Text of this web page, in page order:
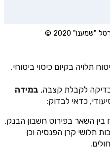
2020 ©
תלויה בקיום כיסוי ביטוחי,
לקבלת קצבה, במידה
כדאי לבדוק:
בין השאר בפירוט חשבון הבנק,
תלושי קרן הפנסיה וכן